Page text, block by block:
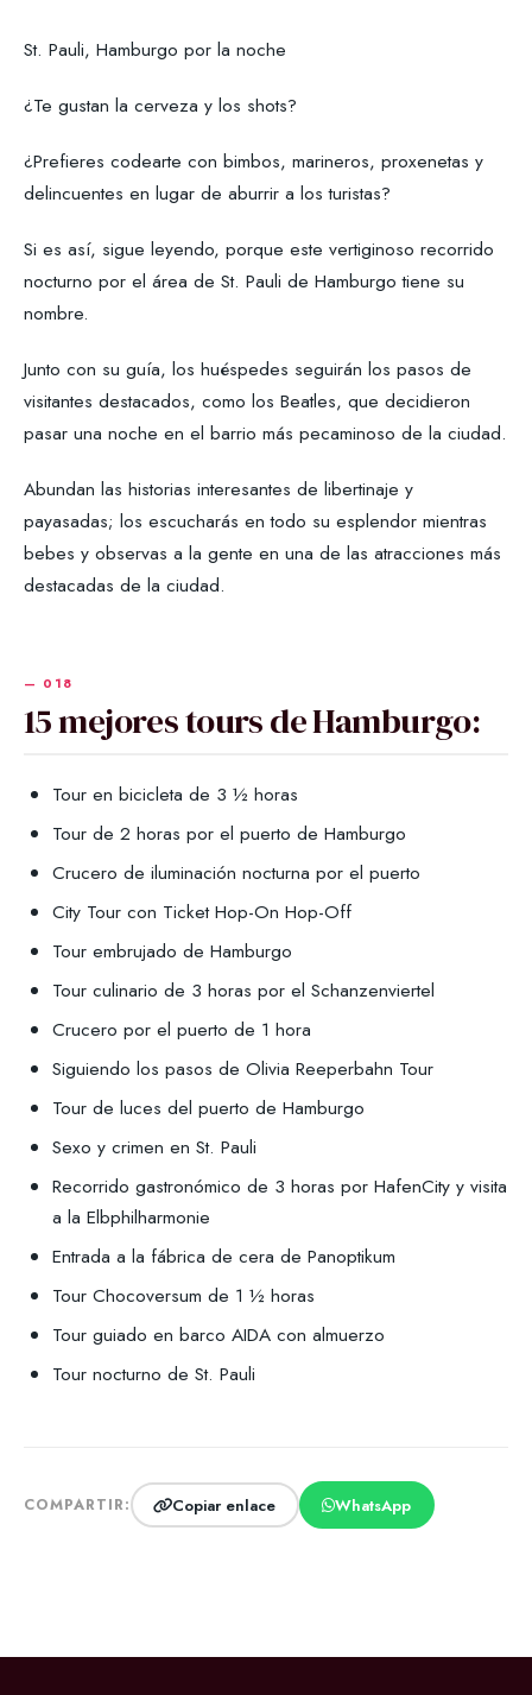
St. Pauli, Hamburgo por la noche
¿Te gustan la cerveza y los shots?
¿Prefieres codearte con bimbos, marineros, proxenetas y
delincuentes en lugar de aburrir a los turistas?
Si es así, sigue leyendo, porque este vertiginoso recorrido
nocturno por el área de St. Pauli de Hamburgo tiene su
nombre.
Junto con su guía, los huéspedes seguirán los pasos de
visitantes destacados, como los Beatles, que decidieron
pasar una noche en el barrio más pecaminoso de la ciudad.
Abundan las historias interesantes de libertinaje y
payasadas; los escucharás en todo su esplendor mientras
bebes y observas a la gente en una de las atracciones más
destacadas de la ciudad.
15 mejores tours de Hamburgo:
Tour en bicicleta de 3 ½ horas
Tour de 2 horas por el puerto de Hamburgo
Crucero de iluminación nocturna por el puerto
City Tour con Ticket Hop-On Hop-Off
Tour embrujado de Hamburgo
Tour culinario de 3 horas por el Schanzenviertel
Crucero por el puerto de 1 hora
Siguiendo los pasos de Olivia Reeperbahn Tour
Tour de luces del puerto de Hamburgo
Sexo y crimen en St. Pauli
Recorrido gastronómico de 3 horas por HafenCity y visita
a la Elbphilharmonie
Entrada a la fábrica de cera de Panoptikum
Tour Chocoversum de 1 ½ horas
Tour guiado en barco AIDA con almuerzo
Tour nocturno de St. Pauli
COMPARTIR: Copiar enlace WhatsApp